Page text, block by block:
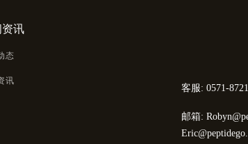
资讯
态
讯
客服: 0571-
邮箱: